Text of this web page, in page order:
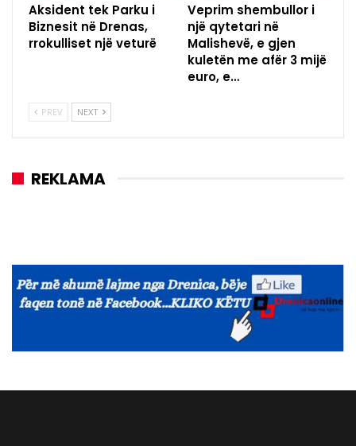
Aksident tek Parku i
Biznesit në Drenas,
rrokulliset një veturë
Veprim shembullor i
një qytetari në
Malishevë, e gjen
kuletën me afër 3 mijë
euro, e…
PREV NEXT
REKLAMA